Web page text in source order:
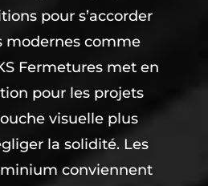
pour s’accorder
modernes comme
Fermetures met en
pour les projets
visuelle plus
la solidité. Les
conviennent